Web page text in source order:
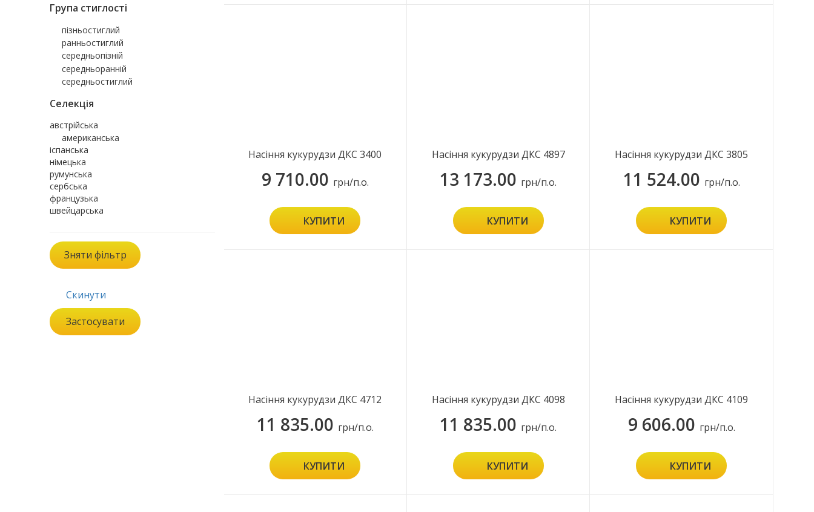
Група стиглості
пізньостиглий
ранньостиглий
середньопізній
середньоранній
середньостиглий
Селекція
австрійська
американська
іспанська
німецька
румунська
сербська
французька
швейцарська
Зняти фільтр
Скинути
Застосувати
Насіння кукурудзи ДКС 3400
9 710.00 грн/п.о.
КУПИТИ
Насіння кукурудзи ДКС 4897
13 173.00 грн/п.о.
КУПИТИ
Насіння кукурудзи ДКС 3805
11 524.00 грн/п.о.
КУПИТИ
Насіння кукурудзи ДКС 4712
11 835.00 грн/п.о.
КУПИТИ
Насіння кукурудзи ДКС 4098
11 835.00 грн/п.о.
КУПИТИ
Насіння кукурудзи ДКС 4109
9 606.00 грн/п.о.
КУПИТИ